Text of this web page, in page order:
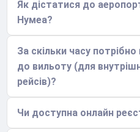
Як дістатися до
Нумеа?
За скільки часу
до вильоту (для
рейсів)?
Чи доступна онлайн